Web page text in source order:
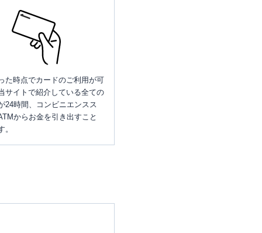
た時点でカードのご利用が可
サイトで紹介している全ての
24時間、コンビニエンスス
からお金を引き出すこと
。